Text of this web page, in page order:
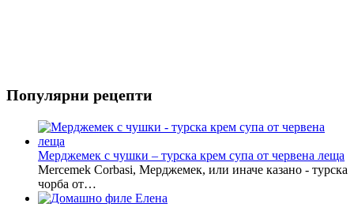
Популярни рецепти
Мерджемек с чушки – турска крем супа от червена леща
Mercemek Corbasi, Мерджемек, или иначе казано - турска
чорба от…